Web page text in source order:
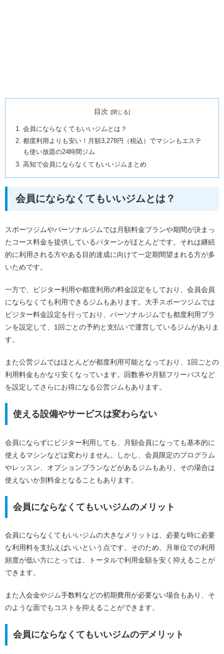
目次
会員にならなくてもいいジムとは？
都度利用よりも安い！月額3,278円（税込）でマシンもエステ
も使い放題の24時間ジム
高知で会員にならなくてもいいジムまとめ
会員にならなくてもいいジムとは？
スポーツジムやパーソナルジムでは月額料金プランや期間が決まっ
たコース料金を提供しているパターンがほとんどです。それは継続
的に利用される方やある目的達成に向けて一定期間望まれる方が多
いためです。
一方で、ビジター利用や都度利用の料金設定をしており、会員会員
にならなくても利用できるジムもあります。大手スポーツジムでは
ビジター料金設定を行っており、パーソナルジムでも都度利用プラ
ンを設定して、1回ごとの予約と支払いで運営しているジムがありま
す。
また公営ジムではほとんどが都度利用可能となっており、1回ごとの
利用料金もかなり安くなっています。回数券や月額フリーパスなど
を設定してさらにお得になる公営ジムもあります。
使える設備やサービスは変わらない
会員にならずにビジター利用しても、月額会員になっても基本的に
使えるマシンなどは変わりません。しかし、会員限定のプログラム
やレッスン、オプションプランなどがあるジムもあり、その場合は
使えないか別料金となることもあります。
会員にならなくてもいいジムのメリット
会員にならなくてもいいジムの大きなメリットは、必要な時に必要
な利用料を支払えばいいという点です。そのため、月単位での利用
頻度が低い方にとっては、トータルで利用金額を安く抑えることが
できます。
また入会金やジム手数料などの初期費用が必要ない場合もあり、そ
のような面でもコストを抑えることができます。
会員にならなくてもいいジムのデメリット